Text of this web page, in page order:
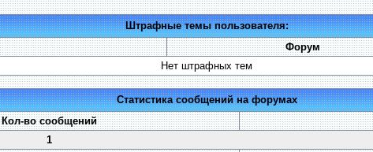
Штрафные темы пользователя:
Форум
Нет штрафных тем
Статистика сообщений на форумах
Кол-во сообщений
1